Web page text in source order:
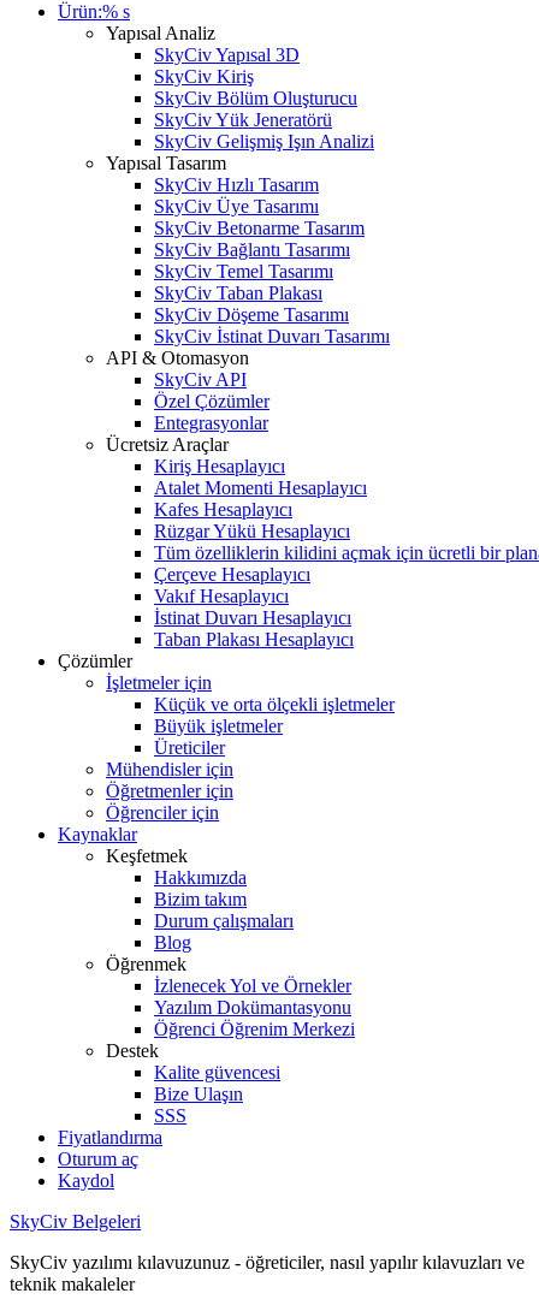
Ürün:% s
Yapısal Analiz
SkyCiv Yapısal 3D
SkyCiv Kiriş
SkyCiv Bölüm Oluşturucu
SkyCiv Yük Jeneratörü
SkyCiv Gelişmiş Işın Analizi
Yapısal Tasarım
SkyCiv Hızlı Tasarım
SkyCiv Üye Tasarımı
SkyCiv Betonarme Tasarım
SkyCiv Bağlantı Tasarımı
SkyCiv Temel Tasarımı
SkyCiv Taban Plakası
SkyCiv Döşeme Tasarımı
SkyCiv İstinat Duvarı Tasarımı
API & Otomasyon
SkyCiv API
Özel Çözümler
Entegrasyonlar
Ücretsiz Araçlar
Kiriş Hesaplayıcı
Atalet Momenti Hesaplayıcı
Kafes Hesaplayıcı
Rüzgar Yükü Hesaplayıcı
Tüm özelliklerin kilidini açmak için ücretli bir
Çerçeve Hesaplayıcı
Vakıf Hesaplayıcı
İstinat Duvarı Hesaplayıcı
Taban Plakası Hesaplayıcı
Çözümler
İşletmeler için
Küçük ve orta ölçekli işletmeler
Büyük işletmeler
Üreticiler
Mühendisler için
Öğretmenler için
Öğrenciler için
Kaynaklar
Keşfetmek
Hakkımızda
Bizim takım
Durum çalışmaları
Blog
Öğrenmek
İzlenecek Yol ve Örnekler
Yazılım Dokümantasyonu
Öğrenci Öğrenim Merkezi
Destek
Kalite güvencesi
Bize Ulaşın
SSS
Fiyatlandırma
Oturum aç
Kaydol
SkyCiv Belgeleri
SkyCiv yazılımı kılavuzunuz - öğreticiler, nasıl yapılır kılavuzları ve
teknik makaleler